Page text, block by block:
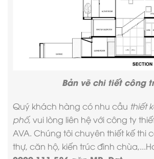
Bản vẽ chi tiết công
Quý khách hàng có nhu cầu thiết
phố, vui lòng liên hệ với công ty
AVA. Chúng tôi chuyên thiết kế thi
thự, căn hộ, kiến trúc đình